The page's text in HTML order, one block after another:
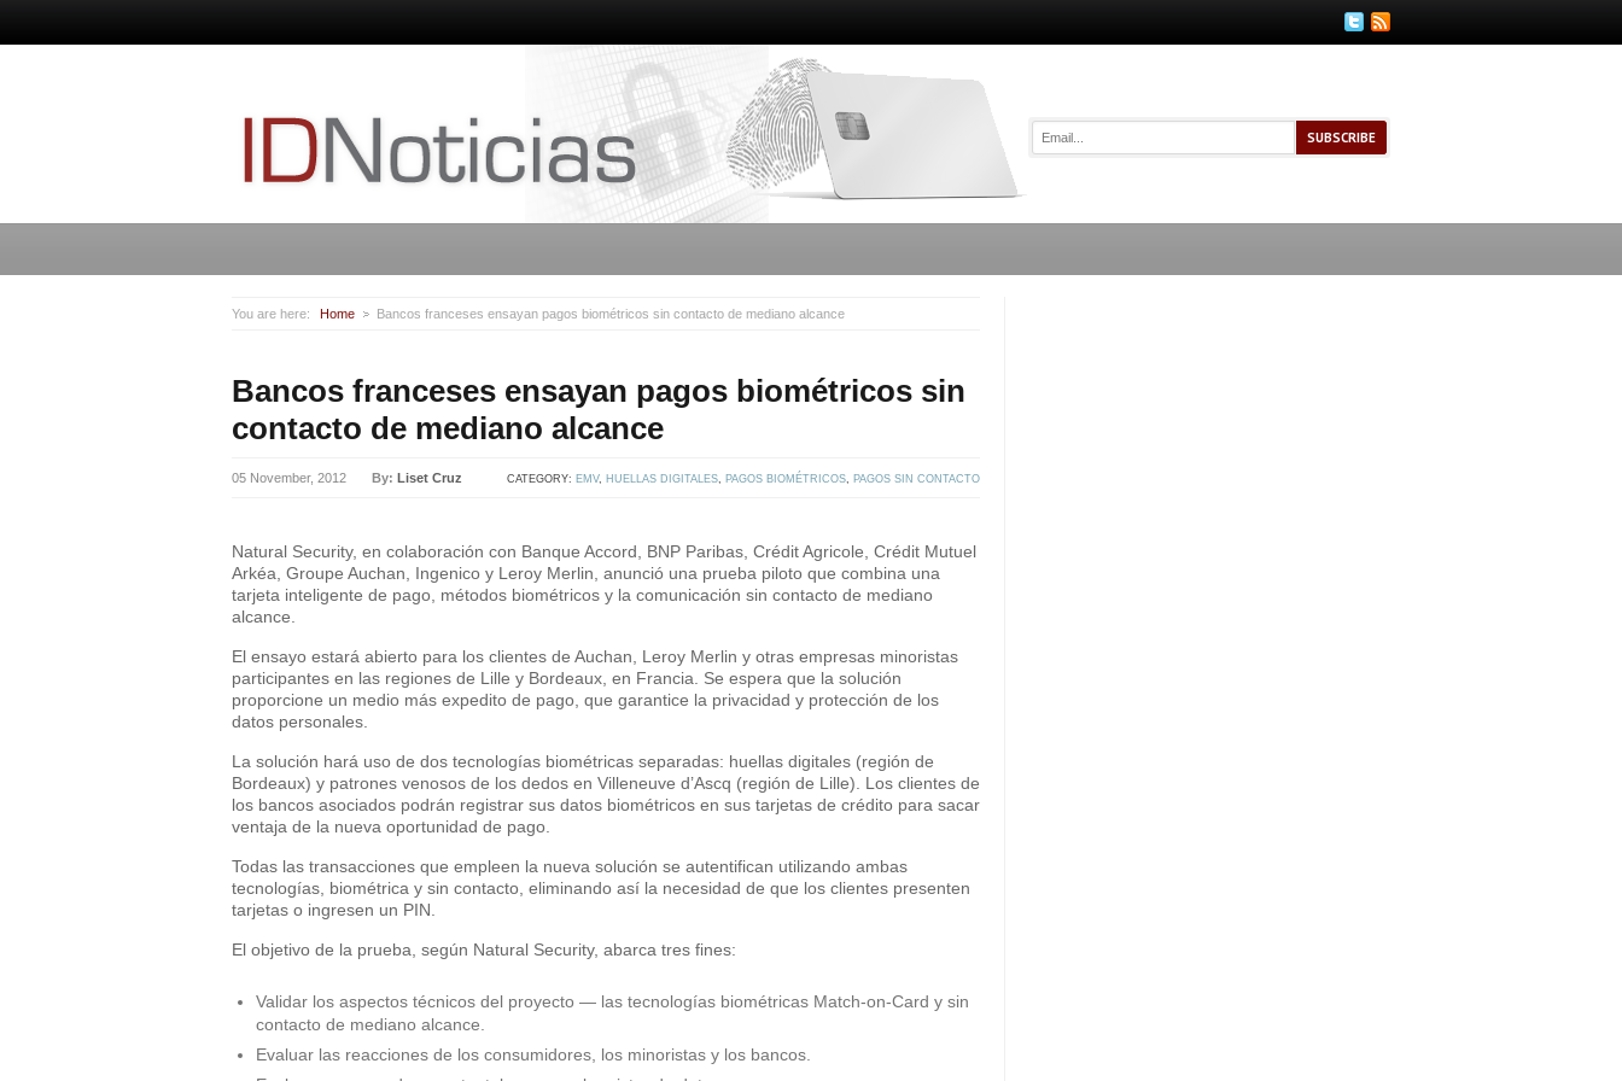
You are here: Home Bancos franceses ensayan pagos biométricos sin contacto de mediano alcance
Bancos franceses ensayan pagos biométricos sin
contacto de mediano alcance
05 November, 2012 By: Liset Cruz CATEGORY: EMV, HUELLAS DIGITALES, PAGOS BIOMÉTRICOS, PAGOS SIN CONTACTO
Natural Security, en colaboración con Banque Accord, BNP Paribas, Crédit Agricole, Crédit Mutuel
Arkéa, Groupe Auchan, Ingenico y Leroy Merlin, anunció una prueba piloto que combina una
tarjeta inteligente de pago, métodos biométricos y la comunicación sin contacto de mediano
alcance.
El ensayo estará abierto para los clientes de Auchan, Leroy Merlin y otras empresas minoristas
participantes en las regiones de Lille y Bordeaux, en Francia. Se espera que la solución
proporcione un medio más expedito de pago, que garantice la privacidad y protección de los
datos personales.
La solución hará uso de dos tecnologías biométricas separadas: huellas digitales (región de
Bordeaux) y patrones venosos de los dedos en Villeneuve d’Ascq (región de Lille). Los clientes de
los bancos asociados podrán registrar sus datos biométricos en sus tarjetas de crédito para sacar
ventaja de la nueva oportunidad de pago.
Todas las transacciones que empleen la nueva solución se autentifican utilizando ambas
tecnologías, biométrica y sin contacto, eliminando así la necesidad de que los clientes presenten
tarjetas o ingresen un PIN.
El objetivo de la prueba, según Natural Security, abarca tres fines:
Validar los aspectos técnicos del proyecto — las tecnologías biométricas Match-on-Card y sin
contacto de mediano alcance.
Evaluar las reacciones de los consumidores, los minoristas y los bancos.